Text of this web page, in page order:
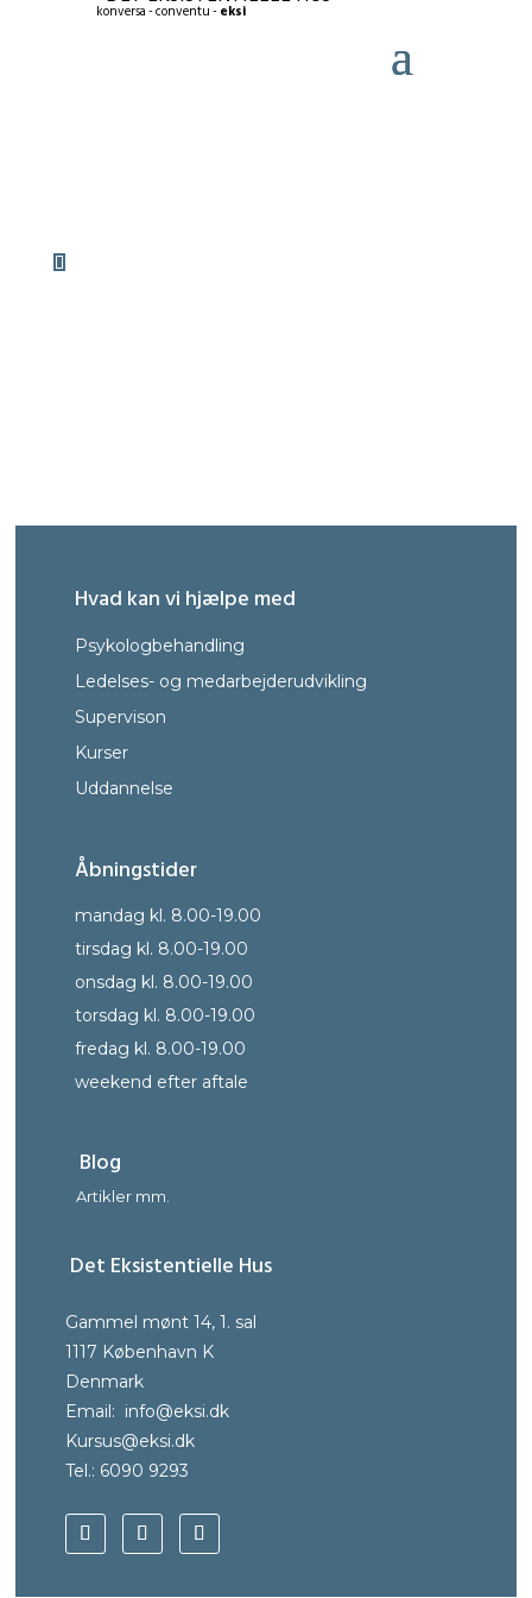
konversa - conventu -eksi
Hvad kan vi hjælpe med
Psykologbehandling
Ledelses- og medarbejderudvikling
Supervison
Kurser
Uddannelse
Åbningstider
mandag kl. 8.00-19.00
tirsdag kl. 8.00-19.00
onsdag kl. 8.00-19.00
torsdag kl. 8.00-19.00
fredag kl. 8.00-19.00
weekend efter aftale
Blog
Artikler mm.
Det Eksistentielle Hus
Gammel mønt 14, 1. sal
1117 København K
Denmark
Email: info@eksi.dk
Kursus@eksi.dk
Tel.: 6090 9293